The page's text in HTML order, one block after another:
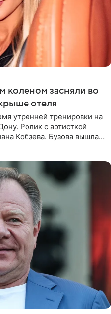
коленом засняли во
отеля
утренней тренировки на
Ролик с артисткой
Кобзева. Бузова вышла